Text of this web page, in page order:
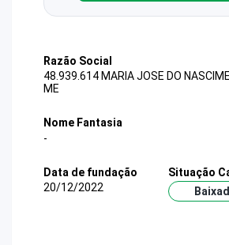
Razão Social
48.939.614 MARIA JOSE DO
ME
Nome Fantasia
-
Data de fundação
20/12/2022
Situação